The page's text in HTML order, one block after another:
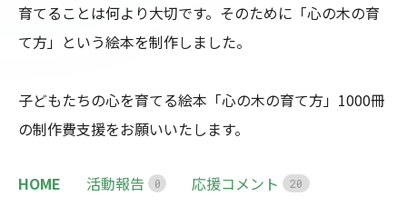
育てることは何より大切です。そのために「心の木の育
て方」という絵本を制作しました。
子どもたちの心を育てる絵本「心の木の育て方」1000冊
の制作費支援をお願いいたします。
HOME 活動報告 0 応援コメント 20